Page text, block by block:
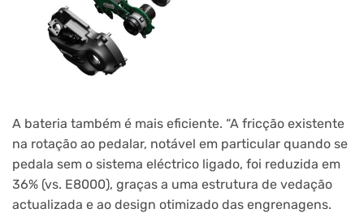
A bateria também é mais eficiente. “A fricção existente
na rotação ao pedalar, notável em particular quando se
pedala sem o sistema eléctrico ligado, foi reduzida em
36% (vs. E8000), graças a uma estrutura de vedação
actualizada e ao design otimizado das engrenagens.